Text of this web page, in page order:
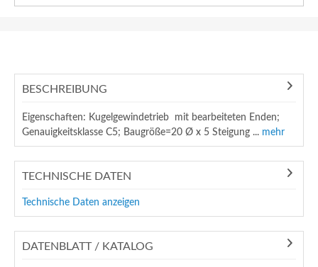
BESCHREIBUNG
Eigenschaften: Kugelgewindetrieb  mit bearbeiteten Enden;
Genauigkeitsklasse C5; Baugröße=20 Ø x 5 Steigung ... mehr
TECHNISCHE DATEN
Technische Daten anzeigen
DATENBLATT / KATALOG